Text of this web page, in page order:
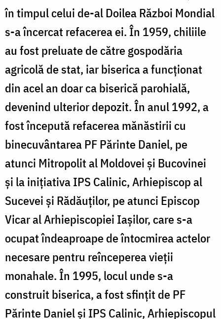
în timpul celui de-al Doilea Război Mondial
s-a încercat refacerea ei. În 1959, chiliile
au fost preluate de către gospodăria
agricolă de stat, iar biserica a funcţionat
din acel an doar ca biserică parohială,
devenind ulterior depozit. În anul 1992, a
fost începută refacerea mănăstirii cu
binecuvântarea PF Părinte Daniel, pe
atunci Mitropolit al Moldovei şi Bucovinei
și la inițiativa IPS Calinic, Arhiepiscop al
Sucevei și Rădăuților, pe atunci Episcop
Vicar al Arhiepiscopiei Iașilor, care s-a
ocupat îndeaproape de întocmirea actelor
necesare pentru reînceperea vieții
monahale. În 1995, locul unde s-a
construit biserica, a fost sfinţit de PF
Părinte Daniel și IPS Calinic, Arhiepiscopul